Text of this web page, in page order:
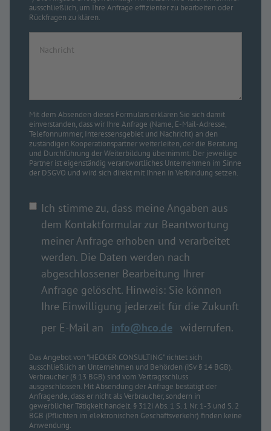
ausschließlich, um Ihre Anfrage effizienter zu bearbeiten oder
Rückfragen zu klären.
Mit dem Absenden dieses Formulars erklären Sie sich damit
einverstanden, dass wir Ihre Anfrage (Name, E-Mail-Adresse,
Telefonnummer, Interessensgebiet und Nachricht) an den
zuständigen Kooperationspartner weiterleiten, der die Beratung
und Durchführung der Weiterbildung übernimmt. Der jeweilige
Partner ist eigenständig verantwortliches Unternehmen im Sinne
der DSGVO und wird sich direkt mit Ihnen in Verbindung setzen.
Ich stimme zu, dass meine Angaben aus
dem Kontaktformular zur Beantwortung
meiner Anfrage erhoben und verarbeitet
werden. Die Daten werden nach
abgeschlossener Bearbeitung Ihrer
Anfrage gelöscht. Hinweis: Sie können
Ihre Einwilligung jederzeit für die Zukunft
per E-Mail an
info@hco.de widerrufen.
Das Angebot von "HECKER CONSULTING" richtet sich
ausschließlich an Unternehmen und Behörden (iSv § 14 BGB).
Verbraucher (§ 13 BGB) sind vom Vertragsschluss
ausgeschlossen. Mit Absendung der Anfrage bestätigt der
Anfragende, dass er nicht als Verbraucher, sondern in
gewerblicher Tätigkeit handelt. § 312i Abs. 1 S. 1 Nr. 1-3 und S. 2
BGB (Pflichten im elektronischen Geschäftsverkehr) finden keine
Anwendung.